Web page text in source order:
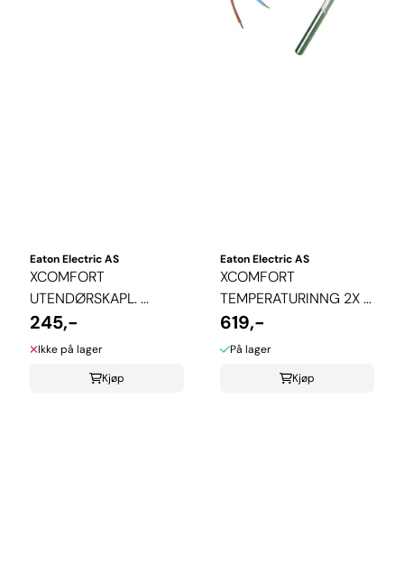
Eaton Electric AS
XCOMFORT
UTENDØRSKAPL. ...
245,-
Ikke på lager
Kjøp
Eaton Electric AS
XCOMFORT
TEMPERATURINNG 2X ...
619,-
På lager
Kjøp